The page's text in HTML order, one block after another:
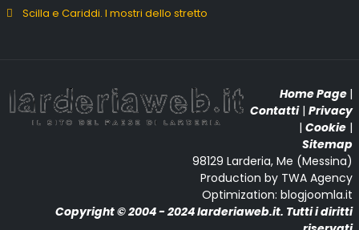
Scilla e Cariddi. I mostri dello stretto
Home Page |
Contatti| Privacy
| Cookie |
Sitemap
98129 Larderia, Me (Messina)
Production by TWA Agency
Optimization: blogjoomla.it
Copyright © 2004 - 2024 larderiaweb.it. Tutti i diritti